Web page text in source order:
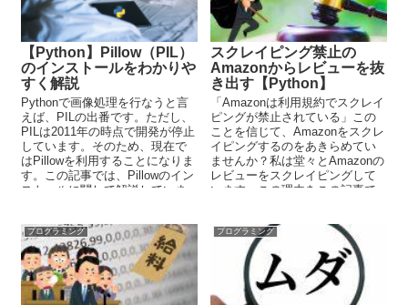
【Python】Pillow（PIL）
のインストールをわかりや
すく解説
Pythonで画像処理を行なうと言
えば、PILの出番です。ただし、
PILは2011年の時点で開発が停止
しています。そのため、現在で
はPillowを利用することになりま
す。この記事では、Pillowのイン
ストールに関して解説していま
スクレイピング禁止の
Amazonからレビューを抜
き出す【Python】
「Amazonは利用規約でスクレイ
ピングが禁止されている」この
ことを信じて、Amazonをスクレ
イピングするのをあきらめてい
ませんか？私は堂々とAmazonの
レビューをスクレイピングして
います。この理由をこの記事で
プログラミング プログラミング